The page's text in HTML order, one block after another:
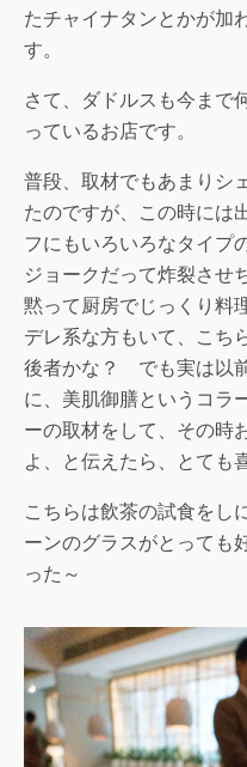
たチャイナタンとかが加
す。
さて、ダドルスも今まで
っているお店です。
普段、取材でもあまりシ
たのですが、この時には
フにもいろいろなタイプ
ジョークだって炸裂させ
黙って厨房でじっくり料
デレ系な方もいて、こち
後者かな？ でも実は以
に、美肌御膳というコラ
ーの取材をして、その時
よ、と伝えたら、とても
こちらは飲茶の試食を
ーンのグラスがとっても
った～